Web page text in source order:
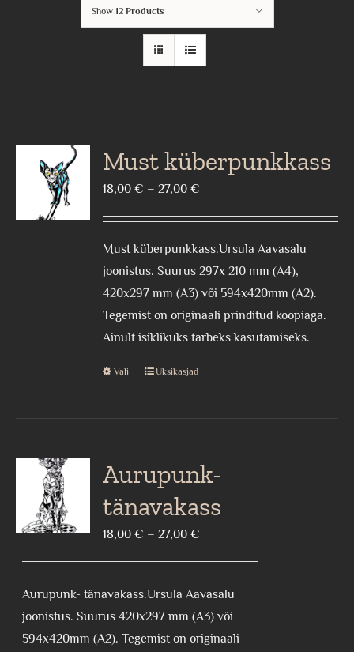
Show 12 Products
Must küberpunkkass
18,00€ – 27,00€
through
27,00 €
Must küberpunkkass.Ursula Aavasalu
joonistus. Suurus 297x 210 mm (A4),
420x297 mm (A3) või 594x420mm (A2).
Tegemist on originaali prinditud koopiaga.
Ainult isiklikuks tarbeks kasutamiseks.
Vali
This
The
options
may
on
the
product
Üksikasjad
Aurupunk-
tänavakass
18,00€ – 27,00€
through
27,00 €
Aurupunk- tänavakass.Ursula Aavasalu
joonistus. Suurus 420x297 mm (A3) või
594x420mm (A2). Tegemist on originaali